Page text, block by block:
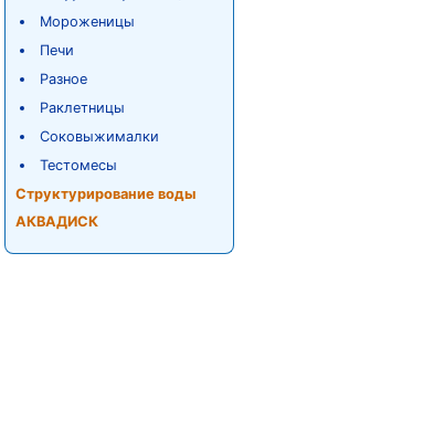
Мороженицы
Печи
Разное
Раклетницы
Соковыжималки
Тестомесы
Структурирование воды
АКВАДИСК